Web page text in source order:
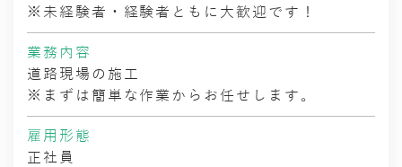
※未経験者・経験者ともに大歓迎です！
業務内容
道路現場の施工
※まずは簡単な作業からお任せします。
雇用形態
正社員